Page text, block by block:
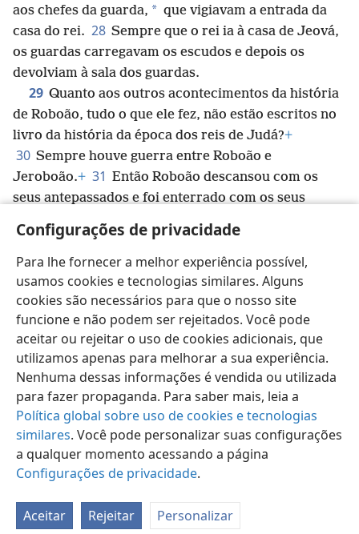
Configurações de privacidade
Para lhe fornecer a melhor experiência possível,
usamos cookies e tecnologias similares. Alguns
cookies são necessários para que o nosso site
funcione e não podem ser rejeitados. Você pode
aceitar ou rejeitar o uso de cookies adicionais, que
utilizamos apenas para melhorar a sua experiência.
Nenhuma dessas informações é vendida ou utilizada
para fazer propaganda. Para saber mais, leia a
Política global sobre uso de cookies e tecnologias
similares. Você pode personalizar suas configurações
a qualquer momento acessando a página
Configurações de privacidade.
Aceitar Rejeitar Personalizar
aos chefes da guarda, * que vigiavam a entrada da
casa do rei. 28 Sempre que o rei ia à casa de Jeová,
os guardas carregavam os escudos e depois os
devolviam à sala dos guardas.
29 Quanto aos outros acontecimentos da história
de Roboão, tudo o que ele fez, não estão escritos no
livro da história da época dos reis de Judá?+
30 Sempre houve guerra entre Roboão e
Jeroboão.+ 31 Então Roboão descansou com os
seus antepassados e foi enterrado com os seus
mãe era Naamá, a amonita. +E o filho dele, Abião,
tornou-se rei no seu lugar.
Português (Brasil) Compartilhar Preferências
Copyright © 2026 Watch Tower Bible and Tract Society of Pennsylvania
Termos de Uso
Política de Privacidade
Configurações de Privacidade
JW.ORG Login